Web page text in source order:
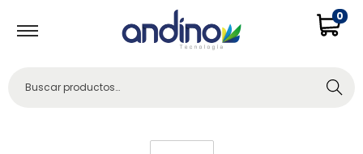
0
Buscar